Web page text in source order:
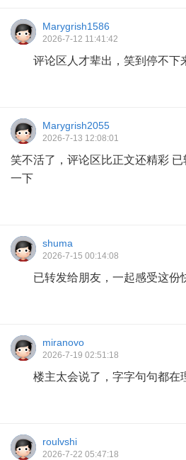
Marygrish1586
2026-7-12 11:41:42
评论区人才辈出，笑到停不下
Marygrish2055
2026-7-13 12:08:01
笑不活了，评论区比正文还精彩
一下
shuma
2026-7-15 00:14:08
已转发给朋友，一起感受这份
miranovo
2026-7-19 02:51:18
楼主太会说了，字字句句都在
roulvshi
2026-7-22 05:47:18